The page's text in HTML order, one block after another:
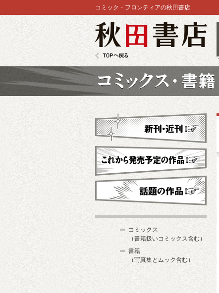
コミック・フロンティアの秋田書店
新刊・近刊
これから発売予定
コミックス
（書籍扱いコミックス含む）
書籍
（写真集とムック含む）